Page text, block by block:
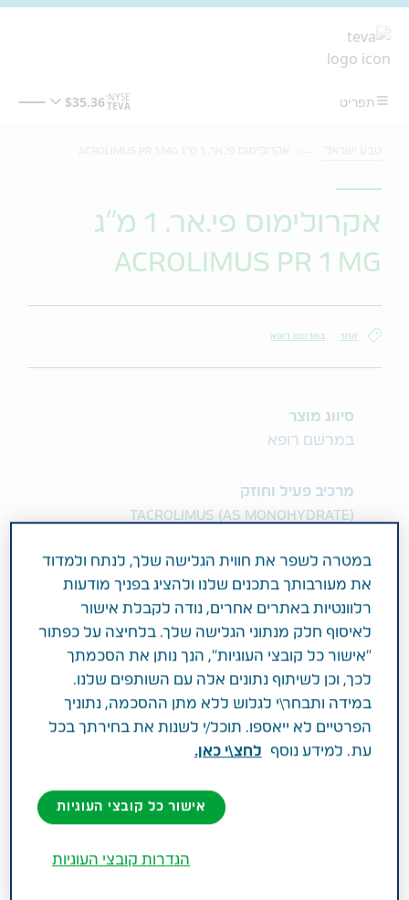
אקרולימוס פי.אר. 1 מ"ג
ACROLIMUS PR 1 MG
אחר במרשם רופא
סיווג מוצר
במרשם רופא
מרכיב פעיל וחוזק
TACROLIMUS (AS MONOHYDRATE)
תחום טיפול
אחר
פעילות רפואית
Prophylaxis of transplant rejection in adult
kidney or liver allograft recipients. Treatment
of allograft rejection resistant to treatment
with other immunosuppressive medicinal
במטרה לשפר את חווית הגלישה שלך, לנתח ולמדוד
את מעורבותך בתכנים שלנו ולהציג בפניך מודעות
רלוונטיות באתרים אחרים, נודה לקבלת אישור
לאיסוף חלק מנתוני הגלישה שלך. בלחיצה על כפתור
"אישור כל קובצי העוגיות", הנך נותן את הסכמתך
לכך, וכן לשיתוף נתונים אלה עם השותפים שלנו.
במידה ותבחר\י לגלוש ללא מתן ההסכמה, נתוניך
הפרטיים לא ייאספו. תוכל/י לשנות את בחירתך בכל
עת. למידע נוסף
לחצ\י כאן.
אישור כל קובצי העוגיות
הגדרות קובצי העוגיות